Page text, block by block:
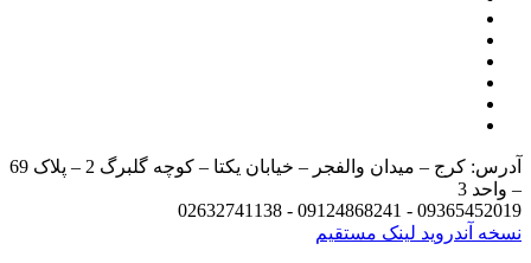
آدرس: کرج – میدان والفجر – خیابان یکتا – کوچه گلبرگ 2 – پلاک 69
3
09365452019 - 09124868241 -
آندرویدلینک مستقیم